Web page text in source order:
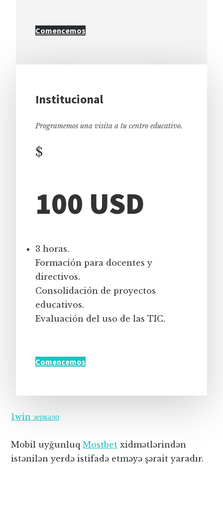
Comencemos
Institucional
Programemos una visita a tu centro educativo.
$
100 USD
3 horas.
Formación para docentes y
directivos.
Consolidación de proyectos
educativos.
Evaluación del uso de las TIC.
Comencemos
1win зеркало
Mobil uyğunluqMostbet xidmətlərindən
istənilən yerdə istifadə etməyə şərait yaradır.